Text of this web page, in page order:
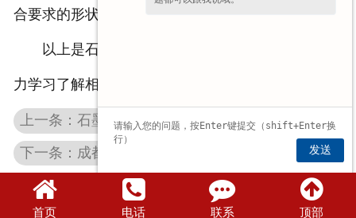
合要求的形状。
以上是石墨加热棒的一些知识点，希望大家能努
力学习了解相关知识，选择适合自己需求的商品。
上一条：石墨成都碳素制品的分类信息介绍
下一条：成都石墨制品真空炉石墨的应用领域分析
首页 电话 联系 顶部
发送